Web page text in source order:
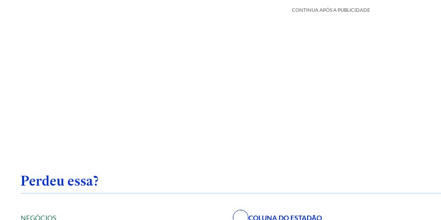
CONTINUA APÓS A PUBLICIDADE
Perdeu essa?
NEGÓCIOS COLUNA DO ESTADÃO